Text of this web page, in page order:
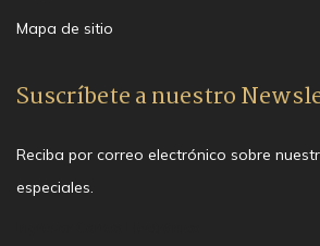
Mapa de sitio
Suscríbete a nuestro
Reciba por correo electrónico sobre
especiales.